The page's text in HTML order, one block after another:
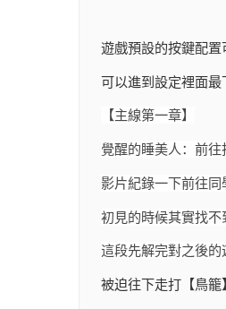
遊戲預設的按鍵配
可以進到設定裡面
【主線第一章】
覺醒的睡美人：前往
影片紀錄一下前往
初見的時候其實找不
這段先解完對之後
被迫往下走打【鳥籠